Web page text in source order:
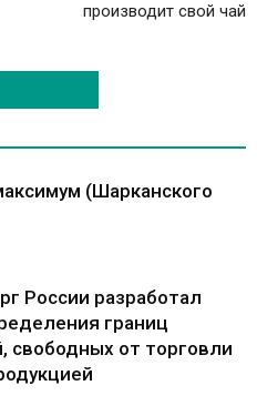
производит свой чай
(Шарканского
России разработал
границ
свободных от торговли